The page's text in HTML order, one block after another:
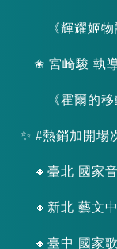
《輝耀姬物
✬ 宮崎駿 執
《霍爾的移動
✨ #熱銷加開場
🔸臺北 國家
🔸新北 藝文
🔸臺中 國家